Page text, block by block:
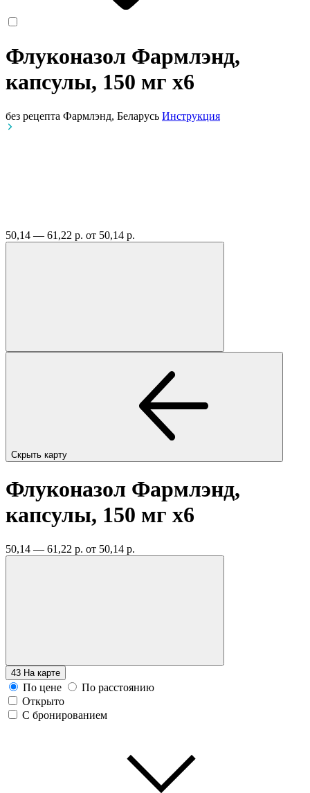
Флуконазол Фармлэнд,
капсулы, 150 мг x6
без рецепта Фармлэнд, Беларусь Инструкция
50,14 — 61,22 р. от 50,14 р.
Скрыть карту
Флуконазол Фармлэнд,
капсулы, 150 мг x6
50,14 — 61,22 р. от 50,14 р.
43 На карте
По цене
По расстоянию
Открыто
С бронированием